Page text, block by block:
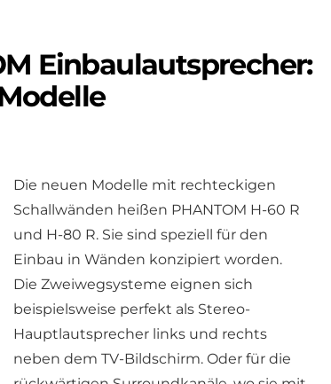
Einbaulautsprecher:
Die neuen Modelle mit rechteckigen
Schallwänden heißen PHANTOM H-60 R
und H-80 R. Sie sind speziell für den
Einbau in Wänden konzipiert worden.
Die Zweiwegsysteme eignen sich
beispielsweise perfekt als Stereo-
Hauptlautsprecher links und rechts
neben dem TV-Bildschirm. Oder für die